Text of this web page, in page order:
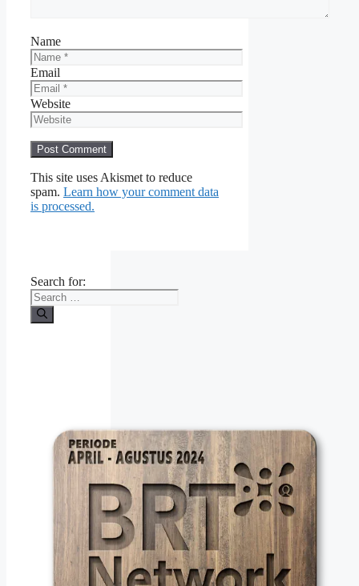
Name
Email
Website
This site uses Akismet to reduce
spam. Learn how your comment data
is processed.
Search for: